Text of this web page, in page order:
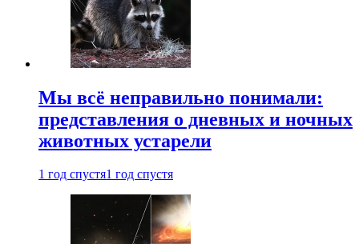
Мы всё неправильно понимали:
представления о дневных и ночных
животных устарели
1 год спустя1 год спустя